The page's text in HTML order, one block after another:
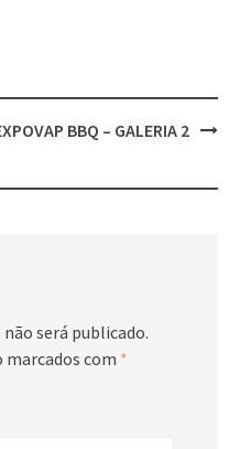
BBQ – GALERIA 2
será publicado.
com *